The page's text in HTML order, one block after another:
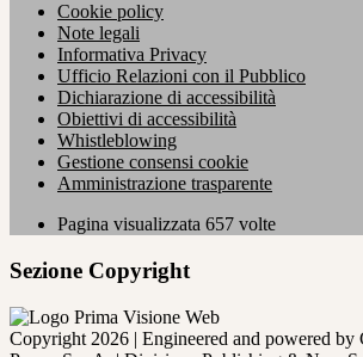
Cookie policy
Note legali
Informativa Privacy
Ufficio Relazioni con il Pubblico
Dichiarazione di accessibilità
Obiettivi di accessibilità
Whistleblowing
Gestione consensi cookie
Amministrazione trasparente
Pagina visualizzata 657 volte
Sezione Copyright
Copyright 2026 | Engineered and powered by